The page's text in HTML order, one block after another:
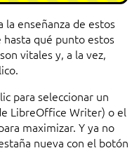
enseñanza de estos
hasta qué punto estos
vitales y, a la vez,
para seleccionar un
LibreOffice Writer) o el
maximizar. Y ya no
nueva con el botón